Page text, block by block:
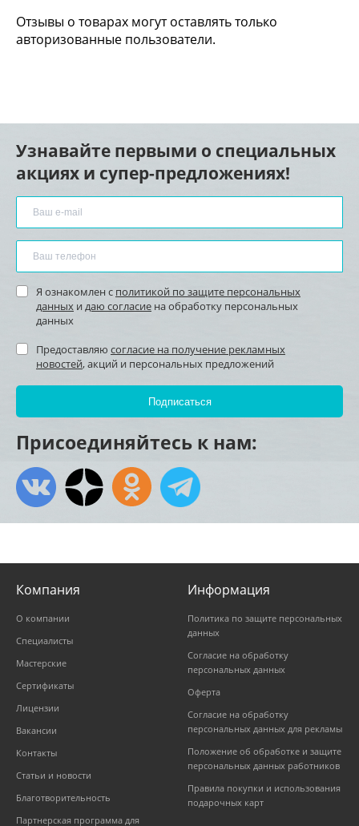
Отзывы о товарах могут оставлять только
авторизованные пользователи.
Узнавайте первыми о специальных
акциях и супер-предложениях!
Я ознакомлен с политикой по защите персональных
данных и даю согласие на обработку персональных
данных
Предоставляю согласие на получение рекламных
новостей, акций и персональных предложений
Присоединяйтесь к нам:
Компания
О компании
Специалисты
Мастерские
Сертификаты
Лицензии
Вакансии
Контакты
Статьи и новости
Благотворительность
Партнерская программа для
Информация
Политика по защите персональных
данных
Согласие на обработку
персональных данных
Оферта
Согласие на обработку
персональных данных для рекламы
Положение об обработке и защите
персональных данных работников
Правила покупки и использования
подарочных карт